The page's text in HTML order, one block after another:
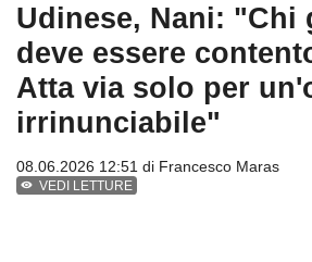
Udinese, Nani: "Chi
deve essere
Atta via solo per
irrinunciabile"
08.06.2026 12:51 di Francesco Maras
VEDI LETTURE